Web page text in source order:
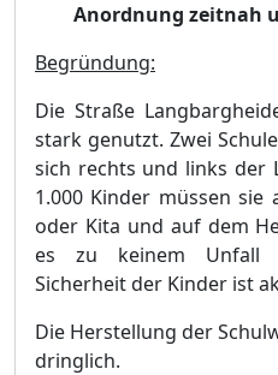
Anordnung zeitnah
Begründung:
Die Straße
stark genutzt. Zwei
sich rechts und links der
1.000 Kinder müssen sie
oder Kita und auf dem
es zu keinem Unfall
Sicherheit der Kinder ist
Die Herstellung der
dringlich.